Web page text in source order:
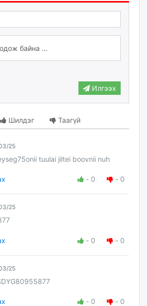
Илгээх
Шилдэг Таагүй
25
tuulai jiltei boovnii nuh
- 0 - 0
25
- 0 - 0
25
- 0 - 0